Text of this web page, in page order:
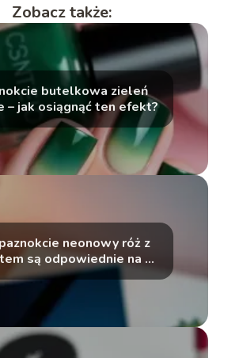
Zobacz także:
butelkowa zieleń
– jak osiągnąć ten efekt?
neonowy róż z
są odpowiednie na co
dzień?